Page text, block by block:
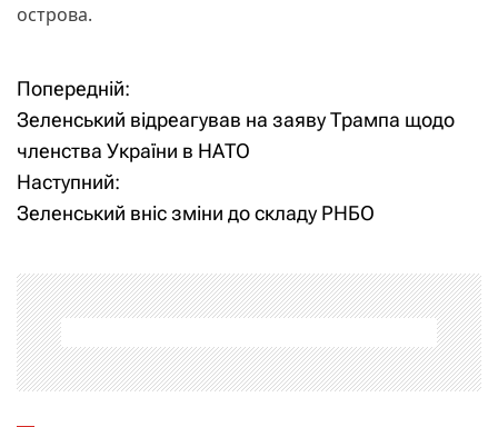
острова.
Н
а
в
г
а
ц
Попередній:
Зеленський відреагував на заяву Трампа щодо
членства України в НАТО
Наступний:
Зеленський вніс зміни до складу РНБО